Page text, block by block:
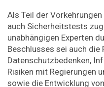
Als Teil der
auch Sicherheitstests
unabhängigen Experten
Beschlusses sei auch
Datenschutzbedenken,
Risiken mit Regierungen
sowie die Entwicklung